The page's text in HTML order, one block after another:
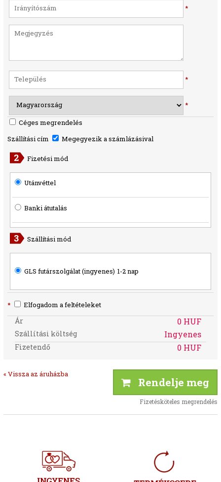
*
*
*
Céges megrendelés
Szállítási cím
Megegyezik a számlázásival
Fizetési mód
Utánvéttel
Banki átutalás
Szállítási mód
GLS futárszolgálat (ingyenes) 1-2 nap
* Elfogadom a feltételeket
Ár 0 HUF
Szállítási költség Ingyenes
Fizetendő 0 HUF
« Vissza az áruházba
Rendelje meg
Fizetésköteles megrendelés